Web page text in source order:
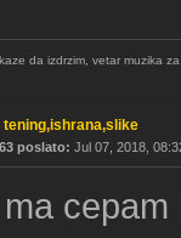
da izdrzim, vetar muzika
tening,ishrana,slike
poslato: Jul 07, 2018,
ma